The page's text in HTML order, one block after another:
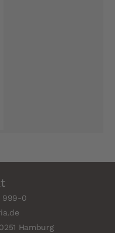
999-0
Hamburg